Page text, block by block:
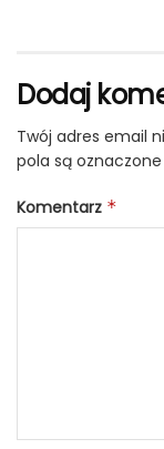
Dodaj
Twój adres email
pola są oznaczone
Komentarz *